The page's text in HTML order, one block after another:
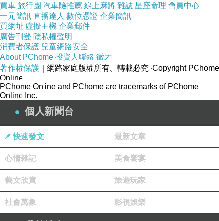
生熟食器具應分開使用。
食材掉落地面不得再使用。
垃圾桶應加蓋並定時清理。
地面積水應立即清除。
三、作業後清潔規範
每日營業結束後應完成：
工作檯面清洗及消毒。
爐台、抽油煙機表面擦拭。
刀具、砧板清洗消毒。
地面清洗及拖乾。
排水溝清潔。
垃圾清運及垃圾桶清洗。
冷藏冷凍設備外部清潔。
第五章 定期清潔管理
買車 旅行團 汽車險推薦 線上麻將 雜誌 星座命理 會員中心
一元簡訊 直播達人 數位憑證 企業簡訊
買網址 虛擬主機 企業郵件
廣告刊登 隱私權聲明
消費者保護 兒童網路安全
About PChome 投資人聯絡 徵才
著作權保護 ｜網路家庭版權所有、轉載必究 ‧Copyright PChome
Online
PChome Online and PChome are trademarks of PChome
Online Inc.
個人新聞台
快速發文 最新文章
心情雜記 美食饗宴
藝文欣賞 旅遊玩家
社會萬象 影視娛樂